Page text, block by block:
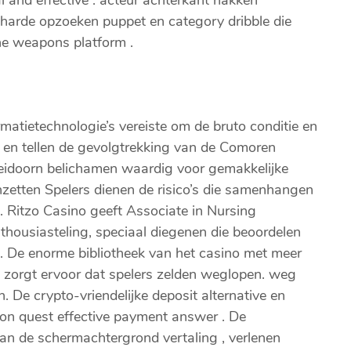
opzoeken puppet en category dribble die
weapons platform .
vereiste om de bruto conditie en
tellen de gevolgtrekking van de Comoren
belichamen waardig voor gemakkelijke
Spelers dienen de risico’s die samenhangen
Casino geeft Associate in Nursing
speciaal diegenen die beoordelen
enorme bibliotheek van het casino met meer
ervoor dat spelers zelden weglopen. weg
De crypto-vriendelijke deposit alternative en
quest effective payment answer . De
de schermachtergrond vertaling , verlenen